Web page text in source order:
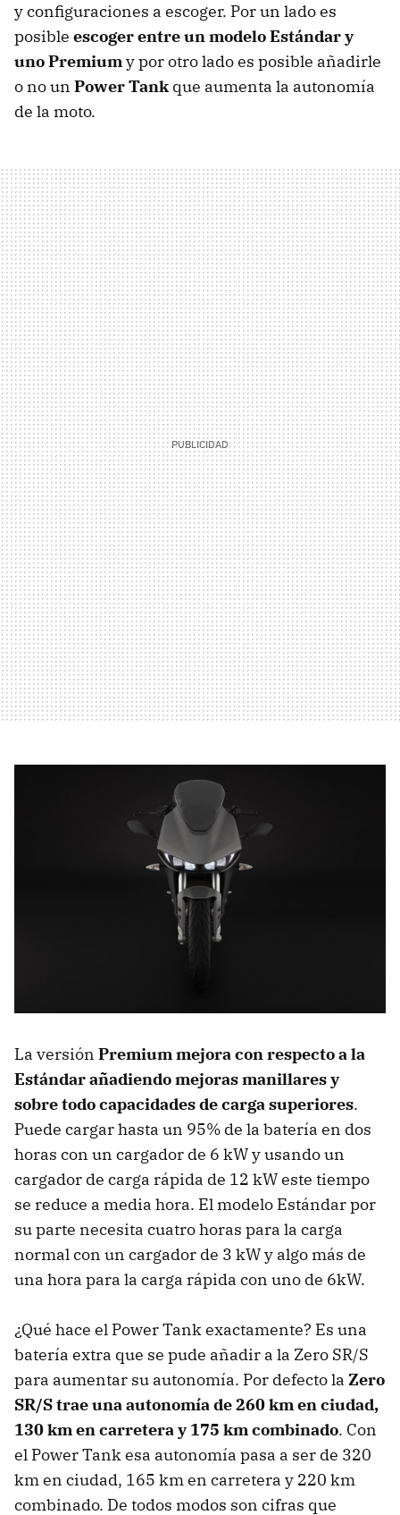
y configuraciones a escoger. Por un lado es
posible escoger entre un modelo Estándar y
uno Premiumy por otro lado es posible añadirle
o no un Power Tankque aumenta la autonomía
de la moto.
La versión Premium mejora con respecto a la
Estándar añadiendo mejoras manillares y
sobre todo capacidades de carga superiores.
Puede cargar hasta un 95% de la batería en dos
horas con un cargador de 6 kW y usando un
cargador de carga rápida de 12 kW este tiempo
se reduce a media hora. El modelo Estándar por
su parte necesita cuatro horas para la carga
normal con un cargador de 3 kW y algo más de
una hora para la carga rápida con uno de 6kW.
¿Qué hace el Power Tank exactamente? Es una
batería extra que se pude añadir a la Zero SR/S
para aumentar su autonomía. Por defecto la Zero
SR/S trae una autonomía de 260 km en ciudad,
130 km en carretera y 175 km combinado. Con
el Power Tank esa autonomía pasa a ser de 320
km en ciudad, 165 km en carretera y 220 km
combinado. De todos modos son cifras que